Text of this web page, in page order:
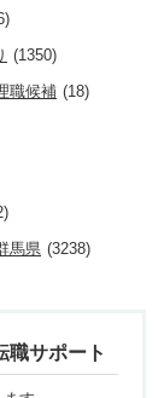
(1350)
職候補 (18)
馬県 (3238)
職サポート